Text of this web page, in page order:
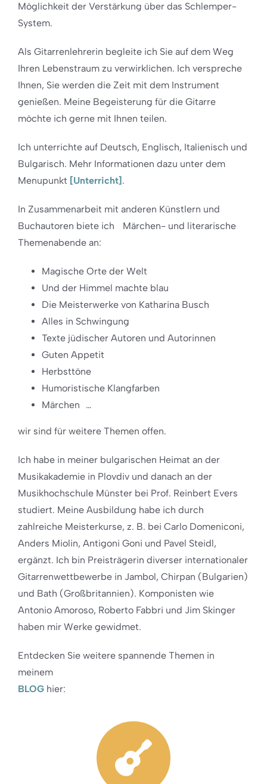
Möglichkeit der Verstärkung über das Schlemper-
System.
Als Gitarrenlehrerin begleite ich Sie auf dem Weg
Ihren Lebenstraum zu verwirklichen. Ich verspreche
Ihnen, Sie werden die Zeit mit dem Instrument
genießen. Meine Begeisterung für die Gitarre
möchte ich gerne mit Ihnen teilen.
Ich unterrichte auf Deutsch, Englisch, Italienisch und
Bulgarisch. Mehr Informationen dazu unter dem
Menupunkt [Unterricht] .
In Zusammenarbeit mit anderen Künstlern und
Buchautoren biete ich Märchen- und literarische
Themenabende an:
Magische Orte der Welt
Und der Himmel machte blau
Die Meisterwerke von Katharina Busch
Alles in Schwingung
Texte jüdischer Autoren und Autorinnen
Guten Appetit
Herbsttöne
Humoristische Klangfarben
Märchen …
wir sind für weitere Themen offen.
Ich habe in meiner bulgarischen Heimat an der
Musikakademie in Plovdiv und danach an der
Musikhochschule Münster bei Prof. Reinbert Evers
studiert. Meine Ausbildung habe ich durch
zahlreiche Meisterkurse, z. B. bei Carlo Domeniconi,
Anders Miolin, Antigoni Goni und Pavel Steidl,
ergänzt. Ich bin Preisträgerin diverser internationaler
Gitarrenwettbewerbe in Jambol, Chirpan (Bulgarien)
und Bath (Großbritannien). Komponisten wie
Antonio Amoroso, Roberto Fabbri und Jim Skinger
haben mir Werke gewidmet.
Entdecken Sie weitere spannende Themen in
meinem
BLOGhier: